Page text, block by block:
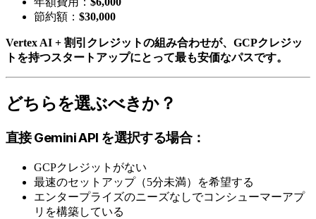
節約額： $30,000
Vertex AI + 割引クレジットの組み合わせが、GCPクレジッ
トを持つスタートアップにとって最も安価なパスです。
どちらを選ぶべきか？
直接 Gemini API を選択する場合：
GCPクレジットがない
最速のセットアップ（5分未満）を希望する
エンタープライズのニーズなしでコンシューマーアプ
リを構築している